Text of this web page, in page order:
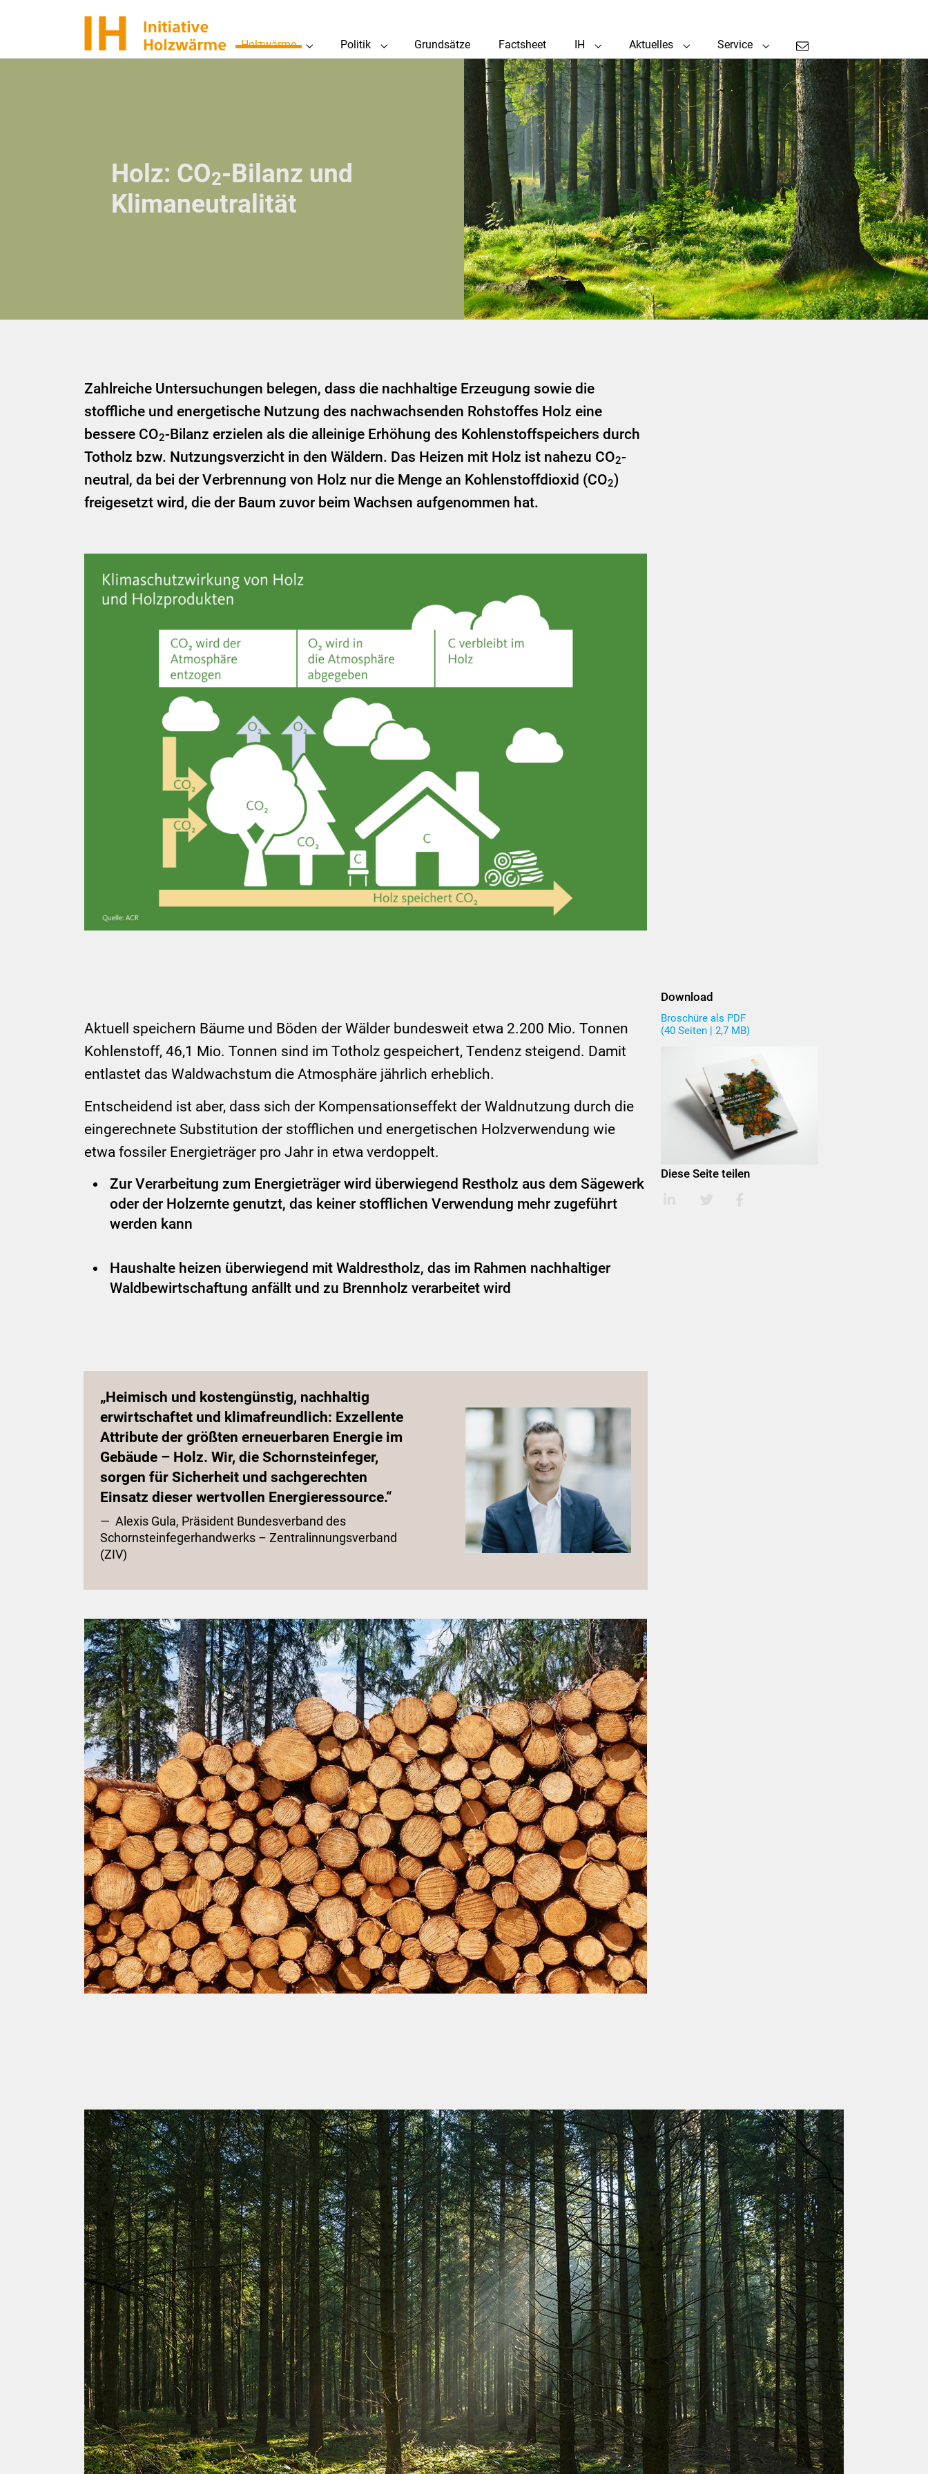
main
Holzwärme
Submenu for "Holzwärme"
Politik
Submenu for "Politik"
Grundsätze Factsheet IH
Submenu for "IH"
Aktuelles
Submenu for "Aktuelles"
Service
Submenu for "Service"
Holz: CO2-Bilanz und
Klimaneutralität
Zahlreiche Untersuchungen belegen, dass die nachhaltige Erzeugung sowie die
stoffliche und energetische Nutzung des nachwachsenden Rohstoffes Holz eine
bessere CO2-Bilanz erzielen als die alleinige Erhöhung des Kohlenstoffspeichers durch
Totholz bzw. Nutzungsverzicht in den Wäldern. Das Heizen mit Holz ist nahezu CO2-
neutral, da bei der Verbrennung von Holz nur die Menge an Kohlenstoffdioxid (CO2)
freigesetzt wird, die der Baum zuvor beim Wachsen aufgenommen hat.
Aktuell speichern Bäume und Böden der Wälder bundesweit etwa 2.200 Mio. Tonnen
Kohlenstoff, 46,1 Mio. Tonnen sind im Totholz gespeichert, Tendenz steigend. Damit
entlastet das Waldwachstum die Atmosphäre jährlich erheblich.
Entscheidend ist aber, dass sich der Kompensationseffekt der Waldnutzung durch die
eingerechnete Substitution der stofflichen und energetischen Holzverwendung wie
etwa fossiler Energieträger pro Jahr in etwa verdoppelt.
Zur Verarbeitung zum Energieträger wird überwiegend Restholz aus dem Sägewerk
oder der Holzernte genutzt, das keiner stofflichen Verwendung mehr zugeführt
werden kann
Haushalte heizen überwiegend mit Waldrestholz, das im Rahmen nachhaltiger
Waldbewirtschaftung anfällt und zu Brennholz verarbeitet wird
„Heimisch und kostengünstig, nachhaltig
erwirtschaftet und klimafreundlich: Exzellente
Attribute der größten erneuerbaren Energie im
Gebäude – Holz. Wir, die Schornsteinfeger,
sorgen für Sicherheit und sachgerechten
Einsatz dieser wertvollen Energieressource.“
— Alexis Gula, Präsident Bundesverband des
Schornsteinfegerhandwerks – Zentralinnungsverband
(ZIV)
Download
Broschüre als PDF
(40 Seiten | 2,7 MB)
Diese Seite teilen